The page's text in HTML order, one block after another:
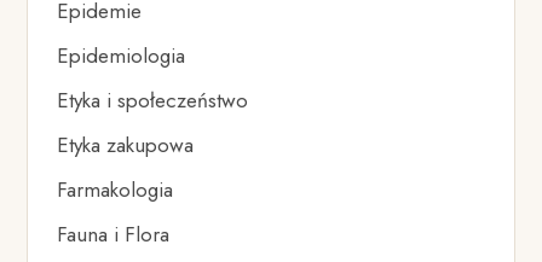
Epidemie
Epidemiologia
Etyka i społeczeństwo
Etyka zakupowa
Farmakologia
Fauna i Flora